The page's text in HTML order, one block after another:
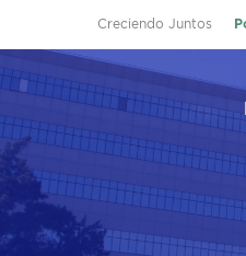
Creciendo Juntos